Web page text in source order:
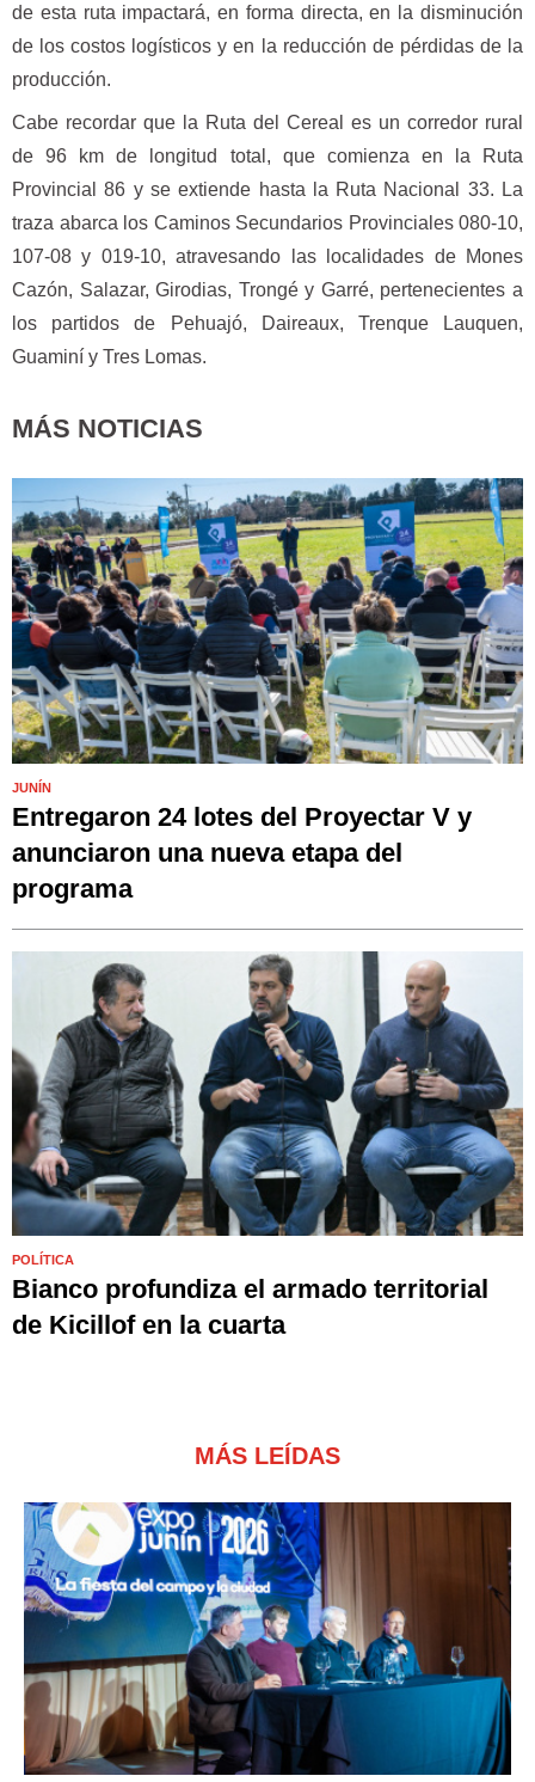
de esta ruta impactará, en forma directa, en la disminución
de los costos logísticos y en la reducción de pérdidas de la
producción.
Cabe recordar que la Ruta del Cereal es un corredor rural
de 96 km de longitud total, que comienza en la Ruta
Provincial 86 y se extiende hasta la Ruta Nacional 33. La
traza abarca los Caminos Secundarios Provinciales 080-10,
107-08 y 019-10, atravesando las localidades de Mones
Cazón, Salazar, Girodias, Trongé y Garré, pertenecientes a
los partidos de Pehuajó, Daireaux, Trenque Lauquen,
Guaminí y Tres Lomas.
MÁS NOTICIAS
JUNÍN
Entregaron 24 lotes del Proyectar V y
anunciaron una nueva etapa del
programa
POLÍTICA
Bianco profundiza el armado territorial
de Kicillof en la cuarta
MÁS LEÍDAS